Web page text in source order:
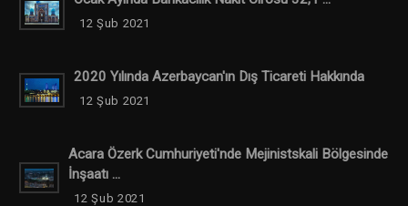
12 Şub 2021
2020 Yılında Azerbaycan'ın Dış Ticareti Hakkında
12 Şub 2021
Acara Özerk Cumhuriyeti'nde Mejinistskali Bölgesinde
İnşaatı ...
12 Şub 2021